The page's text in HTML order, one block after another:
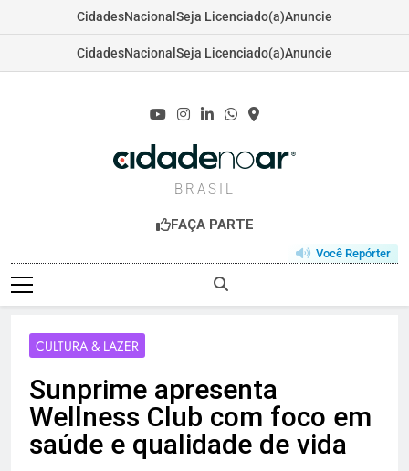
CidadesNacional Seja Licenciado(a)Anuncie
CidadesNacional Seja Licenciado(a)Anuncie
BRASIL
FAÇA PARTE
Você Repórter
CULTURA & LAZER
Sunprime apresenta
Wellness Club com foco em
saúde e qualidade de vida